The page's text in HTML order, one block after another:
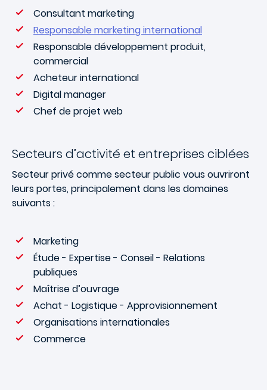
Consultant marketing
Responsable marketing international
Responsable développement produit,
commercial
Acheteur international
Digital manager
Chef de projet web
Secteurs d’activité et entreprises ciblées
Secteur privé comme secteur public vous ouvriront
leurs portes, principalement dans les domaines
suivants :
Marketing
Étude - Expertise - Conseil - Relations
publiques
Maîtrise d’ouvrage
Achat - Logistique - Approvisionnement
Organisations internationales
Commerce